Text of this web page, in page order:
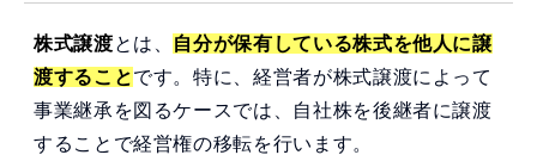
株式譲渡とは、 自分が保有している株式を他人に譲
渡することです。特に、経営者が株式譲渡によって
事業継承を図るケースでは、自社株を後継者に譲渡
することで経営権の移転を行います。